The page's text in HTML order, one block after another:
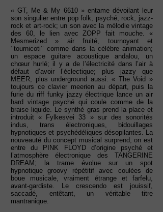
« GT, Me & My 6610 » entame dévoilant leur
son singulier entre pop folk, psyché, rock, jazz-
rock et art-rock; un son avec la mélodie vintage
des 60, le lien avec ZOPP fait mouche. «
Mesmerized » air fruité, tournoyant et
‘’tournicoti’’ comme dans la célèbre animation;
un espace guitare acoustique andalou, un
chœur hurlé; il y a de l’électricité dans l’air à
défaut d’avoir l’éclectique; plus jazzy que
MEER, plus underground aussi. « The Void »
toujours ce clavier meerien au départ, puis la
furie du riff funky jazzy électrique lance un air
hard vintage psyché qui coule comme de la
braise liquide. Le synthé gras prend la place et
introduit « Fylkesvei 33 » sur des sonorités
indus, trans électroniques, bidouillages
hypnotiques et psychédéliques désopilantes. La
nouveauté du concept musical surprend, on est
entre du PINK FLOYD d’origine psyché et
l’atmosphère électronique des TANGERINE
DREAM; la trame évolue sur un spot
hypnotique groovy répétitif avec coulées de
boue musicale, vraiment étrange et farfelu,
avant-gardiste. Le crescendo est jouissif,
saccadé, entêtant, un véritable titre
mantranique.